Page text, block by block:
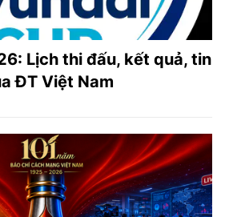
Lịch thi đấu, kết quả, tin
ĐT Việt Nam